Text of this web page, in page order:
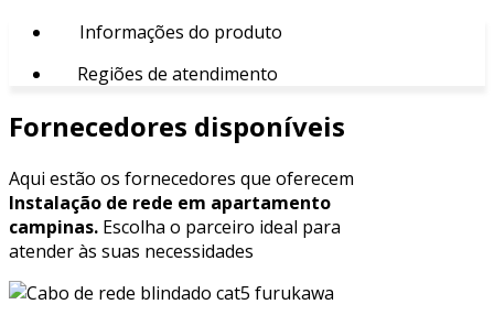
Informações do produto
Regiões de atendimento
Fornecedores disponíveis
Aqui estão os fornecedores que oferecem
Instalação de rede em apartamento
campinas. Escolha o parceiro ideal para
atender às suas necessidades